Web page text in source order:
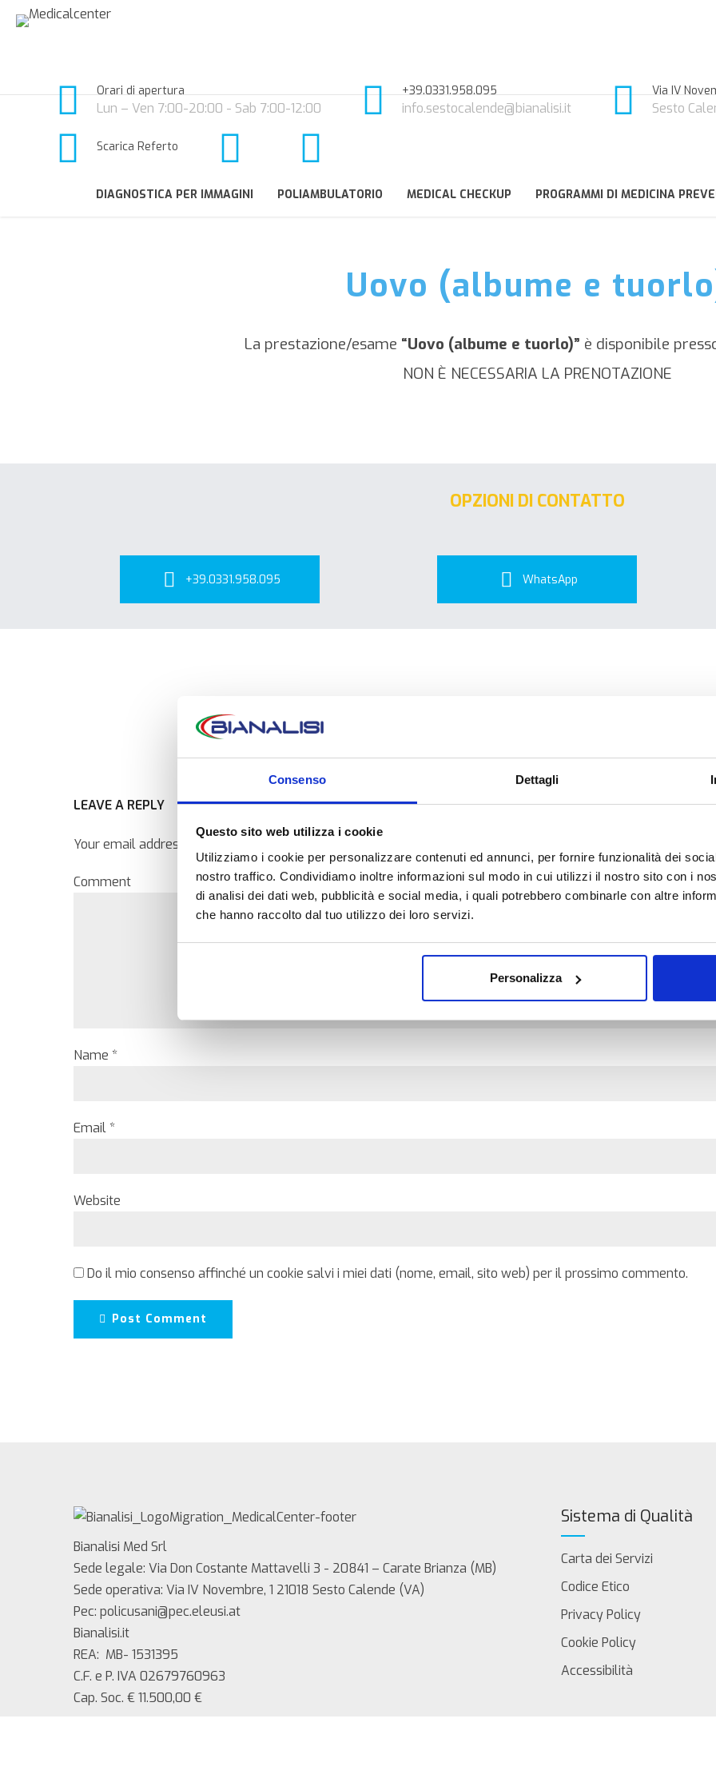
Consenso Dettagli
Questo sito web utilizza i cookie
Utilizziamo i cookie per personalizzare contenuti ed annunci, per fornire funzionalità dei
nostro traffico. Condividiamo inoltre informazioni sul modo in cui utilizzi il nostro sito con i
di analisi dei dati web, pubblicità e social media, i quali potrebbero combinarle con altre
che hanno raccolto dal tuo utilizzo dei loro servizi.
Personalizza
Orari di apertura
Lun – Ven 7:00-20:00 - Sab 7:00-12:00
+39.0331.958.095
info.sestocalende@bianalisi.it
Via IV
Sesto
Scarica Referto
DIAGNOSTICA PER IMMAGINI POLIAMBULATORIO MEDICAL CHECKUP PROGRAMMI DI MEDICINA
Uovo (albume e
La prestazione/esame “Uovo (albume e tuorlo)” è disponibile
NON È NECESSARIA LA PRENOTAZIONE
OPZIONI DI CONTATTO
+39.0331.958.095 WhatsApp
LEAVE A REPLY
Your email address will not be published. Required fields are marked *
Comment
Name *
Email *
Website
Do il mio consenso affinché un cookie salvi i miei dati (nome, email, sito web) per il prossimo commento.
Post Comment
Bianalisi Med Srl
Sede legale: Via Don Costante Mattavelli 3 - 20841 – Carate Brianza (MB)
Sede operativa: Via IV Novembre, 1 21018 Sesto Calende (VA)
Pec: policusani@pec.eleusi.at
Bianalisi.it
REA: MB- 1531395
C.F. e P. IVA 02679760963
Cap. Soc. € 11.500,00 €
Sistema di Qualità
Carta dei Servizi
Codice Etico
Privacy Policy
Cookie Policy
Accessibilità